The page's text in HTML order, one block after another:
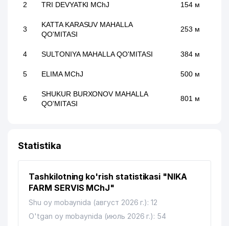
2 TRI DEVYATKI MChJ 154 м
3
KATTA KARASUV MAHALLA
QO'MITASI
253 м
4 SULTONIYA MAHALLA QO'MITASI 384 м
5 ELIMA MChJ 500 м
6
SHUKUR BURXONOV MAHALLA
QO'MITASI
801 м
Statistika
Tashkilotning ko'rish statistikasi "NIKA
FARM SERVIS MChJ"
Shu oy mobaynida (август 2026 г.): 12
O'tgan oy mobaynida (июль 2026 г.): 54